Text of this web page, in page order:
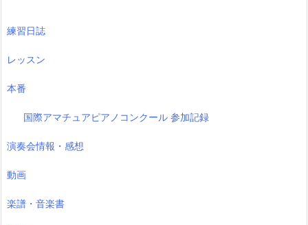
練習日誌
レッスン
本番
国際アマチュアピアノコンクール 参加記録
演奏会情報・感想
動画
楽譜・音楽書